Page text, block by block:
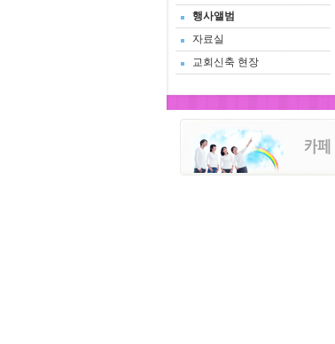
행사앨범
자료실
교회신축 현장